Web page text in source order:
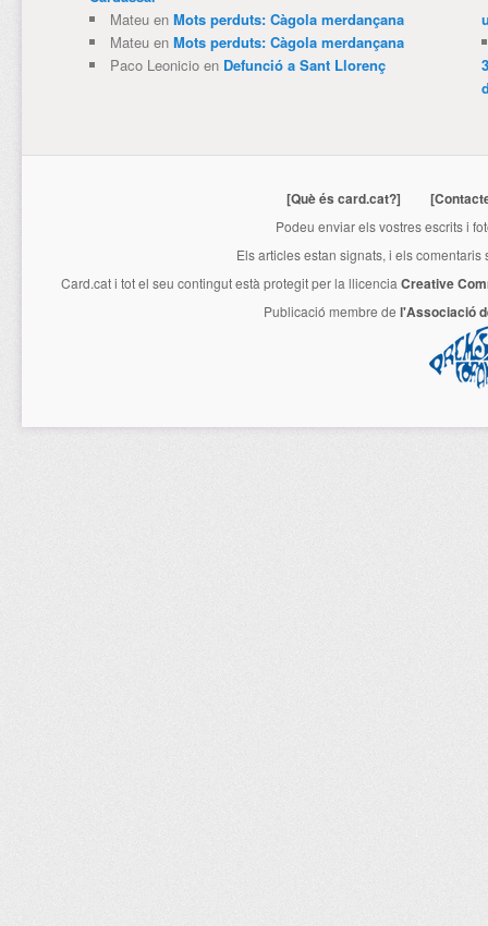
Mateuen Mots perduts: Càgola merdançana
Mateuen Mots perduts: Càgola merdançana
Paco Leonicioen Defunció a Sant Llorenç
[Què és card.cat?]
Podeu enviar els vostres escrits i
Els articles estan signats, i els
Card.cati tot el seu contingut està protegit per la llicencia Creative
Publicació membre de l'Associació